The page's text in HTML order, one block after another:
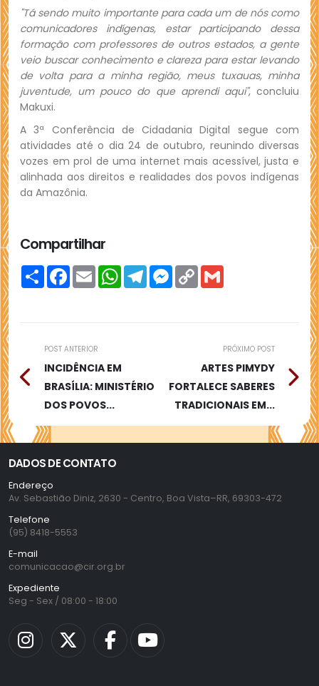
"Tá sendo muito importante para cada um de nós como
comunicadores indígenas, estar participando dessa
formação com professores de outros estados, a gente
veio buscar conhecimento e clareza para estar levando
de volta para a minha região, meus tuxauas, minha
juventude, um pouco do que aprendi aqui", concluiu
Makuxi.
A 3ª Conferência de Cidadania Digital segue com
atividades até o dia 24 de outubro, reunindo diversas
vozes em prol de uma internet mais acessível, justa e
alinhada aos direitos e realidades dos povos indígenas
da Amazônia.
Compartilhar
Compartilhar
Facebook
Email WhatsAppTelegramMessenger
Copy
Link
POST ANTERIOR
INCIDÊNCIA EM
BRASÍLIA: MINISTÉRIO
DOS POVOS...
PRÓXIMO POST
ARTES PIMYDY
FORTALECE SABERES
TRADICIONAIS EM...
DADOS DE CONTATO
Endereço
Av. Sebastião Diniz, 2630 - Centro, Boa Vista–RR, 69303-472
Telefone
(95) 8418-5553
E-mail
comunicacao@cir.org.br
Expediente
Seg - Sex / 08:00 - 18:00